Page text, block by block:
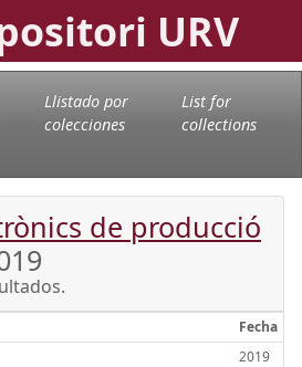
URV
Llistado por
colecciones
List for
collections
de producció
Fecha
2019